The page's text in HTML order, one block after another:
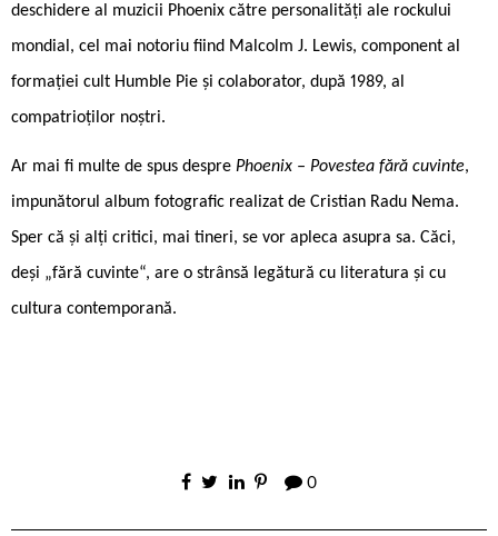
deschidere al muzicii Phoenix către personalități ale rockului
mondial, cel mai notoriu fiind Malcolm J. Lewis, component al
formației cult Humble Pie și colaborator, după 1989, al
compatrioților noștri.
Ar mai fi multe de spus despre Phoenix – Povestea fără cuvinte,
impunătorul album fotografic realizat de Cristian Radu Nema.
Sper că și alți critici, mai tineri, se vor apleca asupra sa. Căci,
deși „fără cuvinte“, are o strânsă legătură cu literatura și cu
cultura contemporană.
0